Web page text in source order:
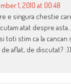
1, 2010 at 00:48
e singura chestie
atat despre
toti stim ca la
aflat, de discutat? :))